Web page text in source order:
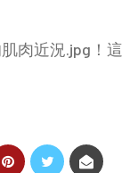
肉近況.jpg！這